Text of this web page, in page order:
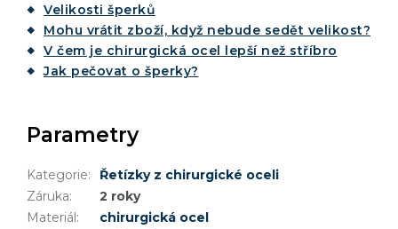
Velikosti šperků
Mohu vrátit zboží, když nebude sedět velikost?
V čem je chirurgická ocel lepší než stříbro
Jak pečovat o šperky?
Parametry
Kategorie:
Řetízky z chirurgické oceli
Záruka:
2 roky
Materiál:
chirurgická ocel